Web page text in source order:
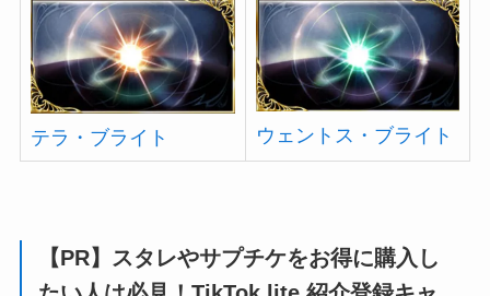
テラ・ブライト ウェントス・ブライト
【PR】スタレやサプチケをお得に購入し